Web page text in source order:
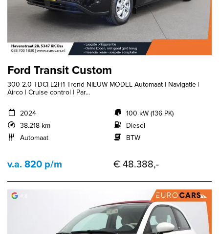
Ford Transit Custom
300 2.0 TDCI L2H1 Trend NIEUW MODEL Automaat | Navigatie |
Airco | Cruise control | Par...
2024
38.218 km
Automaat
100 kW (136 PK)
Diesel
BTW
v.a. 820 p/m € 48.388,-